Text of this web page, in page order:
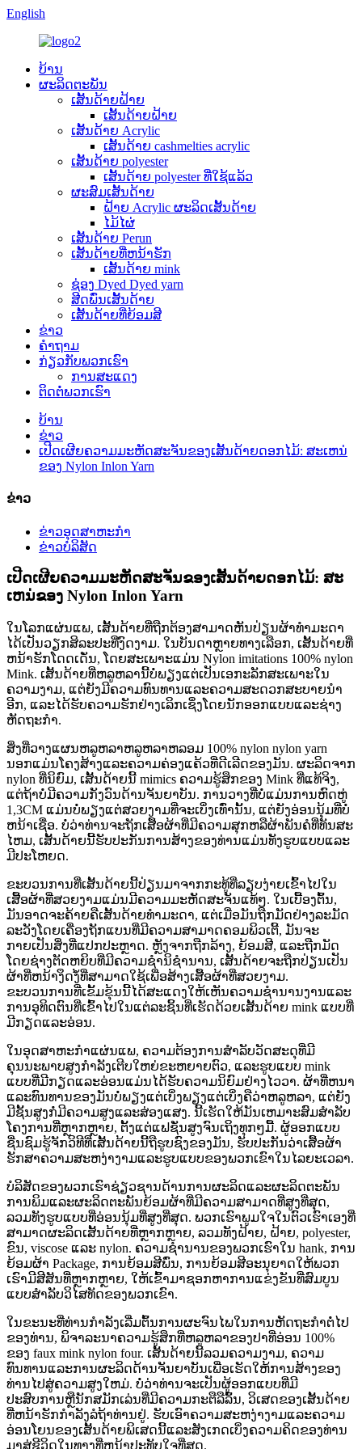
English
ບ້ານ
ຜະລິດຕະພັນ
ເສັ້ນດ້າຍຝ້າຍ
ເສັ້ນດ້າຍຝ້າຍ
ເສັ້ນດ້າຍ Acrylic
ເສັ້ນດ້າຍ cashmelties acrylic
ເສັ້ນດ້າຍ polyester
ເສັ້ນດ້າຍ polyester ທີ່ໃຊ້ແລ້ວ
ຜະສົມເສັ້ນດ້າຍ
ຝ້າຍ Acrylic ຜະລິດເສັ້ນດ້າຍ
ໄມ້ໄຜ່
ເສັ້ນດ້າຍ Perun
ເສັ້ນດ້າຍທີ່ຫນ້າຮັກ
ເສັ້ນດ້າຍ mink
ຊ່ອງ Dyed Dyed yarn
ສີດພົ່ນເສັ້ນດ້າຍ
ເສັ້ນດ້າຍທີ່ຍ້ອມສີ
ຂ່າວ
ຄໍາຖາມ
ກ່ຽວກັບພວກເຮົາ
ການສະແດງ
ຕິດຕໍ່ພວກເຮົາ
ບ້ານ
ຂ່າວ
ເປີດເຜີຍຄວາມມະຫັດສະຈັນຂອງເສັ້ນດ້າຍດອກໄມ້: ສະເຫນ່
ຂອງ Nylon Inlon Yarn
ຂ່າວ
ຂ່າວອຸດສາຫະກໍາ
ຂ່າວບໍລິສັດ
ເປີດເຜີຍຄວາມມະຫັດສະຈັນຂອງເສັ້ນດ້າຍດອກໄມ້: ສະ
ເຫນ່ຂອງ Nylon Inlon Yarn
ໃນໂລກແຜ່ນແພ, ເສັ້ນດ້າຍທີ່ຖືກຕ້ອງສາມາດຫັນປ່ຽນຜ້າທໍາມະດາ
ໄດ້ເປັນວຽກສິລະປະທີ່ງົດງາມ. ໃນບັນດາຫຼາຍທາງເລືອກ, ເສັ້ນດ້າຍທີ່
ຫນ້າຮັກໂດດເດັ່ນ, ໂດຍສະເພາະແມ່ນ Nylon imitations 100% nylon
Mink. ເສັ້ນດ້າຍທີ່ຫລູຫລານີ້ບໍ່ພຽງແຕ່ເປັນເອກະລັກສະເພາະໃນ
ຄວາມງາມ, ແຕ່ຍັງມີຄວາມທົນທານແລະຄວາມສະດວກສະບາຍນໍາ
ອີກ, ແລະໄດ້ຮັບຄວາມຮັກຢ່າງເລິກເຊິ່ງໂດຍນັກອອກແບບແລະຊ່າງ
ຫັດຖະກໍາ.
ສິ່ງທີ່ວາງແຜນຫລູຫລາຫລູຫລາຫລອມ 100% nylon nylon yarn
ນອກແມ່ນໂຄງສ້າງແລະຄວາມຄ່ອງແຄ້ວທີ່ດີເລີດຂອງມັນ. ຜະລິດຈາກ
nylon ທີ່ນິຍົມ, ເສັ້ນດ້າຍນີ້ mimics ຄວາມຮູ້ສຶກຂອງ Mink ທີ່ແທ້ຈິງ,
ແຕ່ຖ້າບໍ່ມີຄວາມກັງວົນດ້ານຈັນຍາບັນ. ການວາງທີ່ບໍ່ແມ່ນການຫົດຫູ່
1,3CM ແມ່ນບໍ່ພຽງແຕ່ສວຍງາມທີ່ຈະເບິ່ງເທົ່ານັ້ນ, ແຕ່ຍັງອ່ອນນຸ້ມທີ່ບໍ່
ຫນ້າເຊື່ອ. ບໍ່ວ່າທ່ານຈະຖັກເສື້ອຜ້າທີ່ມີຄວາມສຸກຫລືຜ້າພັນຄໍທີ່ທັນສະ
ໄຫມ, ເສັ້ນດ້າຍນີ້ຮັບປະກັນການສ້າງຂອງທ່ານແມ່ນທັງຮູບແບບແລະ
ມີປະໂຫຍດ.
ຂະບວນການທີ່ເສັ້ນດ້າຍນີ້ປ່ຽນມາຈາກກະທູ້ທີ່ລຽບງ່າຍເຂົ້າໄປໃນ
ເສື້ອຜ້າທີ່ສວຍງາມແມ່ນມີຄວາມມະຫັດສະຈັນແທ້ໆ. ໃນເບື້ອງຕົ້ນ,
ມັນອາດຈະຄ້າຍຄືເສັ້ນດ້າຍທໍາມະດາ, ແຕ່ເມື່ອມັນຖືກມັດຢ່າງລະມັດ
ລະວັງໂດຍເຄື່ອງຖັກແບນທີ່ມີຄວາມສາມາດຄອມພິວເຕີ້, ມັນຈະ
ກາຍເປັນສິ່ງທີ່ແປກປະຫຼາດ. ຫຼັງຈາກຖືກລ້າງ, ຍ້ອມສີ, ແລະຖືກມັດ
ໂດຍຊ່າງຕັດຫຍິບທີ່ມີຄວາມຊໍານິຊໍານານ, ເສັ້ນດ້າຍຈະຖືກປ່ຽນເປັນ
ຜ້າທີ່ຫນ້າງຶດງໍ້ທີ່ສາມາດໃຊ້ເພື່ອສ້າງເສື້ອຜ້າທີ່ສວຍງາມ.
ຂະບວນການທີ່ເຂັ້ມຂຸ້ນນີ້ໄດ້ສະແດງໃຫ້ເຫັນຄວາມຊໍານານງານແລະ
ການອຸທິດຕົນທີ່ເຂົ້າໄປໃນແຕ່ລະຊິ້ນທີ່ເຮັດດ້ວຍເສັ້ນດ້າຍ mink ແບບທີ່
ມີກຽດແລະອ່ອນ.
ໃນອຸດສາຫະກໍາແຜ່ນແພ, ຄວາມຕ້ອງການສໍາລັບວັດສະດຸທີ່ມີ
ຄຸນນະພາບສູງກໍາລັງເຕີບໃຫຍ່ຂະຫຍາຍຕົວ, ແລະຮູບແບບ mink
ແບບທີ່ມີກຽດແລະອ່ອນແມ່ນໄດ້ຮັບຄວາມນິຍົມຢ່າງໄວວາ. ຜ້າທີ່ຫນາ
ແລະທົນທານຂອງມັນບໍ່ພຽງແຕ່ເບິ່ງພຽງແຕ່ເບິ່ງຄືວ່າຫລູຫລາ, ແຕ່ຍັງ
ມີຊັ້ນສູງກໍ່ມີຄວາມສູງແລະສ່ອງແສງ. ນີ້ເຮັດໃຫ້ມັນເຫມາະສົມສໍາລັບ
ໂຄງການທີ່ຫຼາກຫຼາຍ, ຕັ້ງແຕ່ແຟຊັ່ນສູງຈົນເຖິງທຸກໆມື້. ຜູ້ອອກແບບ
ຊື່ນຊົມຮູ້ຈັກວິທີທີ່ເສັ້ນດ້າຍນີ້ຖືຮູບຊົງຂອງມັນ, ຮັບປະກັນວ່າເສື້ອຜ້າ
ຮັກສາຄວາມສະຫງ່າງາມແລະຮູບແບບຂອງພວກເຂົາໃນໄລຍະເວລາ.
ບໍລິສັດຂອງພວກເຮົາຊ່ຽວຊານດ້ານການຜະລິດແລະຜະລິດຕະພັນ
ການພິມແລະຜະລິດຕະພັນຍ້ອມຜ້າທີ່ມີຄວາມສາມາດທີ່ສູງທີ່ສຸດ,
ລວມທັງຮູບແບບທີ່ອ່ອນນຸ້ມທີ່ສູງທີ່ສຸດ. ພວກເຮົາພູມໃຈໃນຕົວເຮົາເອງທີ່
ສາມາດຜະລິດເສັ້ນດ້າຍທີ່ຫຼາກຫຼາຍ, ລວມທັງຝ້າຍ, ຝ້າຍ, polyester,
ຂົນ, viscose ແລະ nylon. ຄວາມຊໍານານຂອງພວກເຮົາໃນ hank, ການ
ຍ້ອມຜ້າ Package, ການຍ້ອມສີພົ່ນ, ການຍ້ອມສີອະນຸຍາດໃຫ້ພວກ
ເຮົາມີສີສັນທີ່ຫຼາກຫຼາຍ, ໃຫ້ເຂົ້າມາຊອກຫາການແຂ່ງຂັນທີ່ສົມບູນ
ແບບສໍາລັບວິໄສທັດຂອງພວກເຂົາ.
ໃນຂະນະທີ່ທ່ານກໍາລັງເລີ່ມຕົ້ນການຜະຈົນໄພໃນການຫັດຖະກໍາຕໍ່ໄປ
ຂອງທ່ານ, ພິຈາລະນາຄວາມຮູ້ສຶກທີ່ຫລູຫລາຂອງປາທີ່ອ່ອນ 100%
ຂອງ faux mink nylon four. ເສັ້ນດ້າຍນີ້ລວມຄວາມງາມ, ຄວາມ
ທົນທານແລະການຜະລິດດ້ານຈັນຍາບັນເພື່ອເຮັດໃຫ້ການສ້າງຂອງ
ທ່ານໄປສູ່ຄວາມສູງໃຫມ່. ບໍ່ວ່າທ່ານຈະເປັນຜູ້ອອກແບບທີ່ມີ
ປະສົບການຫຼືນັກສມັກເລ່ນທີ່ມີຄວາມກະຕືລືລົ້ນ, ວິເສດຂອງເສັ້ນດ້າຍ
ທີ່ຫນ້າຮັກກໍາລັງລໍຖ້າທ່ານຢູ່. ຮັບເອົາຄວາມສະຫງ່າງາມແລະຄວາມ
ອ່ອນໂຍນຂອງເສັ້ນດ້າຍພິເສດນີ້ແລະສັງເກດເບິ່ງຄວາມຄິດຂອງທ່ານ
ມາສູ່ຊີວິດໃນທາງທີ່ຫນ້າປະທັບໃຈທີ່ສຸດ.